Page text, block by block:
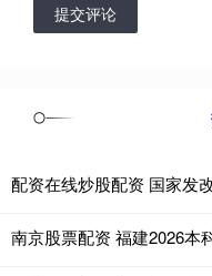
提交评论